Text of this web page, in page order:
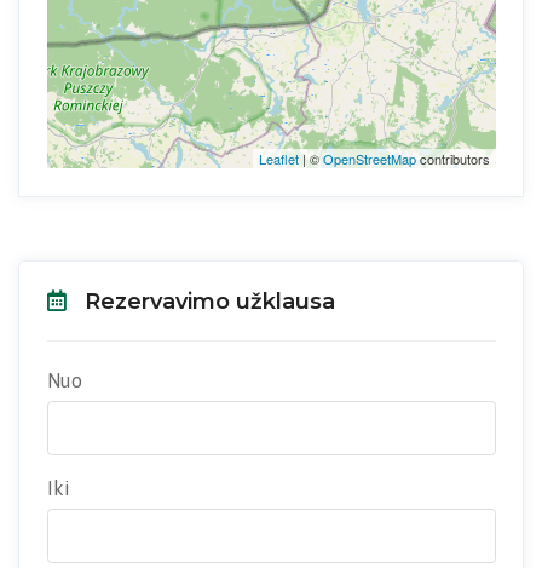
Leaflet| ©OpenStreetMapcontributors
Rezervavimo užklausa
Nuo
Iki